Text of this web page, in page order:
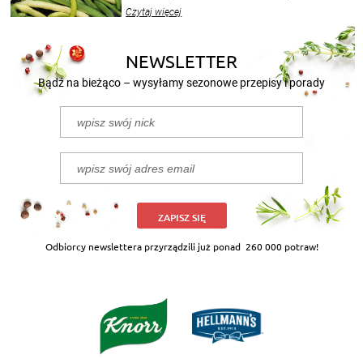
nasze propozycje!
Czytaj więcej
NEWSLETTER
Bądź na bieżąco – wysyłamy sezonowe przepisy i porady
ZAPISZ SIĘ
Odbiorcy newslettera przyrządzili już ponad 260 000 potraw!